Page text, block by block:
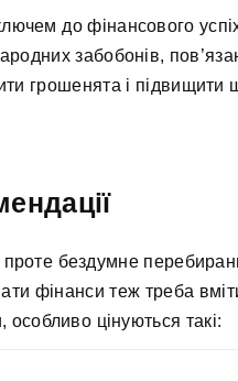
до фінансового
забобонів,
грошенята і підвищити
бездумне
фінанси теж треба
особливо цінуються такі: